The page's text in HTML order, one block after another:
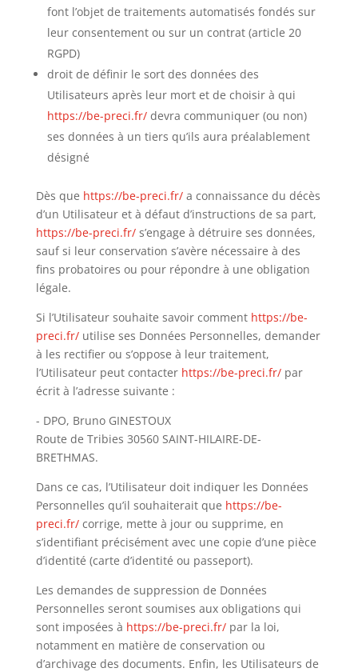
font l’objet de traitements automatisés fondés sur
leur consentement ou sur un contrat (article 20
RGPD)
droit de définir le sort des données des
Utilisateurs après leur mort et de choisir à qui
https://be-preci.fr/ devra communiquer (ou non)
ses données à un tiers qu’ils aura préalablement
désigné
Dès que https://be-preci.fr/a connaissance du décès
d’un Utilisateur et à défaut d’instructions de sa part,
https://be-preci.fr/s’engage à détruire ses données,
sauf si leur conservation s’avère nécessaire à des
fins probatoires ou pour répondre à une obligation
légale.
Si l’Utilisateur souhaite savoir comment https://be-
preci.fr/utilise ses Données Personnelles, demander
à les rectifier ou s’oppose à leur traitement,
l’Utilisateur peut contacter https://be-preci.fr/par
écrit à l’adresse suivante :
- DPO, Bruno GINESTOUX
Route de Tribies 30560 SAINT-HILAIRE-DE-
BRETHMAS.
Dans ce cas, l’Utilisateur doit indiquer les Données
Personnelles qu’il souhaiterait que https://be-
preci.fr/corrige, mette à jour ou supprime, en
s’identifiant précisément avec une copie d’une pièce
d’identité (carte d’identité ou passeport).
Les demandes de suppression de Données
Personnelles seront soumises aux obligations qui
sont imposées à https://be-preci.fr/par la loi,
notamment en matière de conservation ou
d’archivage des documents. Enfin, les Utilisateurs de